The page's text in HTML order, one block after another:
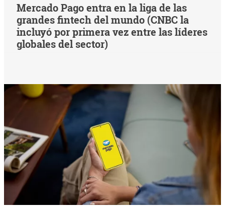
Mercado Pago entra en la liga de las
grandes fintech del mundo (CNBC la
incluyó por primera vez entre las líderes
globales del sector)